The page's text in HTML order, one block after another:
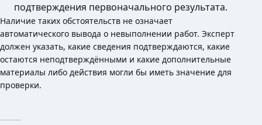
подтверждения первоначального результата.
Наличие таких обстоятельств не означает
автоматического вывода о невыполнении работ. Эксперт
должен указать, какие сведения подтверждаются, какие
остаются неподтверждёнными и какие дополнительные
материалы либо действия могли бы иметь значение для
проверки.